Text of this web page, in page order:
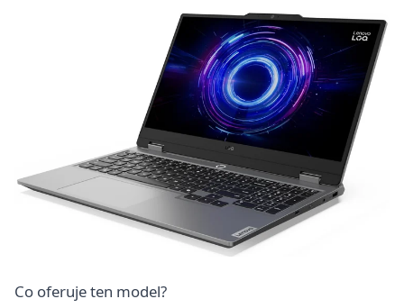
Co oferuje ten model?